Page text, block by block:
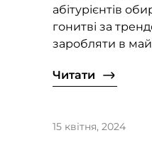
абітурієнтів
гонитві за
заробляти в
Читати
15 квітня, 2024